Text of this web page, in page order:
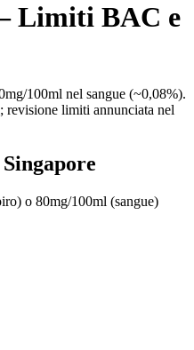
Limiti BAC e
100ml nel sangue (~0,08%).
revisione limiti annunciata nel
o 80mg/100ml (sangue)